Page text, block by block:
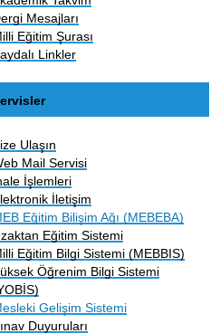
Mesajları
Eğitim Şurası
Linkler
Ulaşın
Mail Servisi
İşlemleri
İletişim
Eğitim Bilişim Ağı (MEBEBA)
Eğitim Sistemi
Eğitim Bilgi Sistemi (MEBBIS)
Öğrenim Bilgi Sistemi
Gelişim Sistemi
Duyuruları